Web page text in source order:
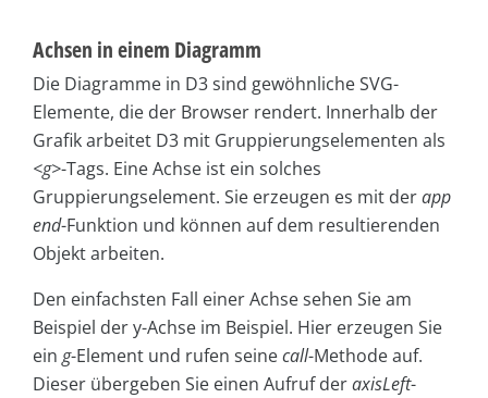
Achsen in einem Diagramm
Die Diagramme in D3 sind gewöhnliche SVG-
Elemente, die der Browser rendert. Innerhalb der
Grafik arbeitet D3 mit Gruppierungselementen als
<g>-Tags. Eine Achse ist ein solches
Gruppierungselement. Sie erzeugen es mit derapp
end-Funktion und können auf dem resultierenden
Objekt arbeiten.
Den einfachsten Fall einer Achse sehen Sie am
Beispiel der y-Achse im Beispiel. Hier erzeugen Sie
ein g-Element und rufen seinecall-Methode auf.
Dieser übergeben Sie einen Aufruf deraxisLeft-